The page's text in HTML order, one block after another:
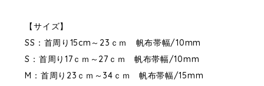
【サイズ】
SS：首周り15cm～23ｃｍ 帆布帯幅/10mm
S：首周り17ｃｍ～27ｃｍ 帆布帯幅/10mm
M：首周り23ｃｍ～34ｃｍ 帆布帯幅/15mm